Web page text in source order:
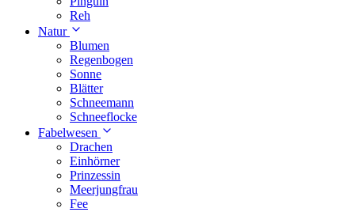
Reh
Natur
Blumen
Regenbogen
Sonne
Blätter
Schneemann
Schneeflocke
Fabelwesen
Drachen
Einhörner
Prinzessin
Meerjungfrau
Fee